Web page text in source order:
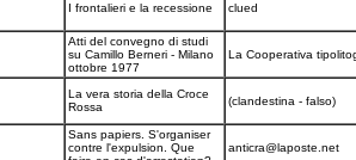
I frontalieri e la recessione clued
Atti del convegno di studi
su Camillo Berneri - Milano
ottobre 1977
La Cooperativa
La vera storia della Croce
Rossa
(clandestina - falso)
Sans papiers. S'organiser
contre l'expulsion. Que
anticra@laposte.net